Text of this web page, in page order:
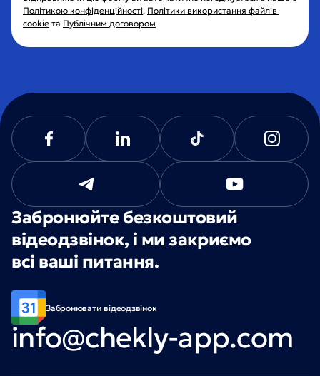
Політикою конфіденційності, Політики використання файлів
cookie та Публічним договором
Забронюйте безкоштовий
відеодзвінок, і ми закриємо
всі ваші питання.
Забронювати відеодзвінок
info@chekly-app.com